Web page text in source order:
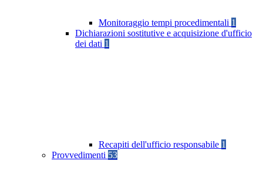
Monitoraggio tempi procedimentali 1
Dichiarazioni sostitutive e acquisizione d'ufficio
dei dati 1
Recapiti dell'ufficio responsabile 1
Provvedimenti 53